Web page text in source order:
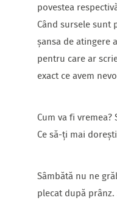
povestea
Când sursele sunt
șansa de atingere
pentru care ar
exact ce avem
Cum va fi
Ce să-ți mai
Sâmbătă nu ne
plecat după